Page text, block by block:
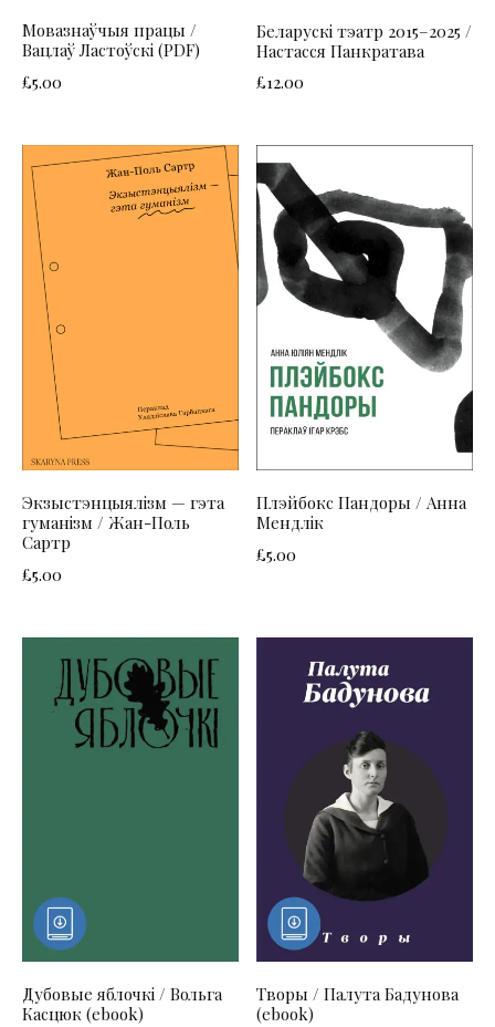
Мовазнаўчыя працы /
Вацлаў Ластоўскі (PDF)
£5.00
Беларускі тэатр 2015–2025 /
Настасся Панкратава
£12.00
Экзыстэнцыялізм — гэта
гуманізм / Жан-Поль
Сартр
£5.00
Плэйбокс Пандоры / Анна
Мендлік
£5.00
Дубовые яблочкі / Вольга
Касцюк (ebook)
Творы / Палута Бадунова
(ebook)